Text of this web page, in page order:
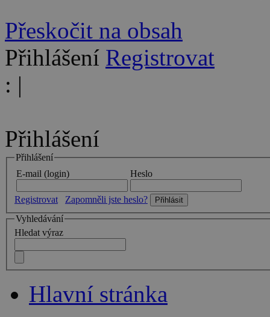
Přeskočit na obsah
Přihlášení Registrovat
: |
Přihlášení
Přihlášení
E-mail (login)
Heslo
Registrovat
Zapomněli jste heslo?
Vyhledávání
Hledat výraz
Hlavní stránka